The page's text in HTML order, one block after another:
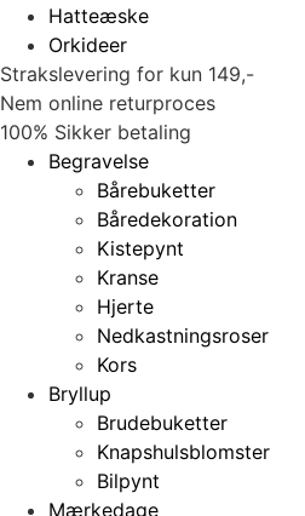
Hatteæske
Orkideer
Strakslevering for kun 149,-
Nem online returproces
100% Sikker betaling
Begravelse
Bårebuketter
Båredekoration
Kistepynt
Kranse
Hjerte
Nedkastningsroser
Kors
Bryllup
Brudebuketter
Knapshulsblomster
Bilpynt
Mærkedage